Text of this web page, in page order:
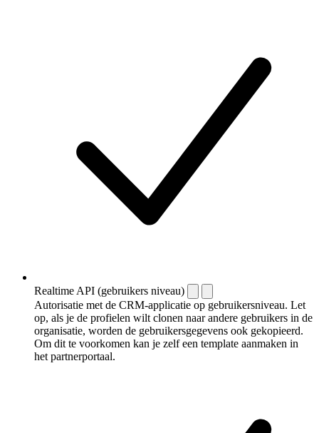
Realtime API (gebruikers niveau)
Autorisatie met de CRM-applicatie op gebruikersniveau. Let
op, als je de profielen wilt clonen naar andere gebruikers in de
organisatie, worden de gebruikersgegevens ook gekopieerd.
Om dit te voorkomen kan je zelf een template aanmaken in
het partnerportaal.